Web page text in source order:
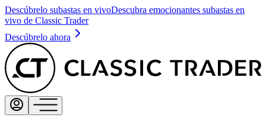
Descúbrelo subastas en vivoDescubra emocionantes subastas en
vivo de Classic Trader
Descúbrelo ahora